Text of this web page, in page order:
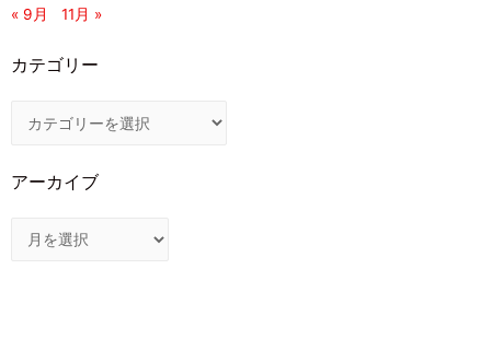
« 9月 11月 »
カテゴリー
アーカイブ